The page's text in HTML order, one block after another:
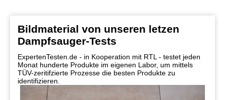
Bildmaterial von unseren letzen
Dampfsauger-Tests
ExpertenTesten.de - in Kooperation mit RTL - testet jeden
Monat hunderte Produkte im eigenen Labor, um mittels
TÜV-zeritifzierte Prozesse die besten Produkte zu
identifizieren.